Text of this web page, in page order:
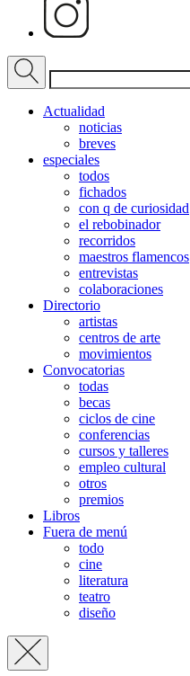
Actualidad
noticias
breves
especiales
todos
fichados
con q de curiosidad
el rebobinador
recorridos
maestros flamencos
entrevistas
colaboraciones
Directorio
artistas
centros de arte
movimientos
Convocatorias
todas
becas
ciclos de cine
conferencias
cursos y talleres
empleo cultural
otros
premios
Libros
Fuera de menú
todo
cine
literatura
teatro
diseño